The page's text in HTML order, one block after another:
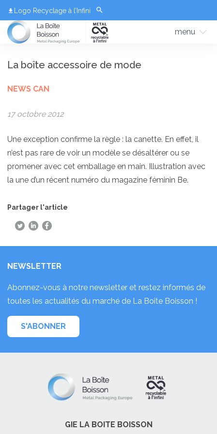
Logo Recyclage à l’Infini
menu
La boîte accessoire de mode
NEWS CAN
17 octobre 2012
Une exception confirme la règle : la canette. En effet, il
n’est pas rare de voir un modèle se désaltérer ou se
promener avec cet emballage en main. Illustration avec
la une d’un récent numéro du magazine féminin Be.
Partager l'article
NEWSLETTER
Abonnez-vous à notre newsletter et restez informés de
toutes les actualités du marché de La Boîte Boisson !
S'ABONNER
GIE LA BOITE BOISSON